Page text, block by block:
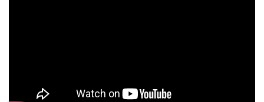
『노희영의 브랜딩 법칙』은 대한민국 최고의 브랜드 컨설턴트 노희영의 30